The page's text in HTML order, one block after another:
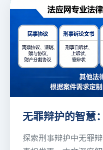
无罪辩护的智慧
探索刑事辩护中无罪